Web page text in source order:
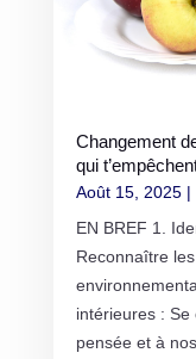
Changement
qui
Août 15, 2025|
EN BREF 1.
Reconnaître
intérieures :
pensée et à